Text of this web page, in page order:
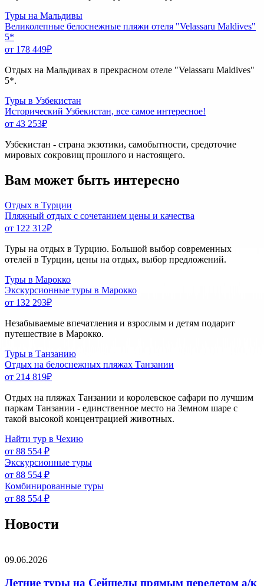
Туры на Мальдивы
Великолепные белоснежные пляжи отеля "Velassaru Maldives"
5*
от 178 449₽
Отдых на Мальдивах в прекрасном отеле "Velassaru Maldives"
5*.
Туры в Узбекистан
Исторический Узбекистан, все самое интересное!
от 43 253₽
Узбекистан - страна экзотики, самобытности, средоточие
мировых сокровищ прошлого и настоящего.
Вам может быть интересно
Отдых в Турции
Пляжный отдых с сочетанием цены и качества
от 122 312₽
Туры на отдых в Турцию. Большой выбор современных
отелей в Турции, цены на отдых, выбор предложений.
Туры в Марокко
Экскурсионные туры в Марокко
от 132 293₽
Незабываемые впечатления и взрослым и детям подарит
путешествие в Марокко.
Туры в Танзанию
Отдых на белоснежных пляжах Танзании
от 214 819₽
Отдых на пляжах Танзании и королевское сафари по лучшим
паркам Танзании - единственное место на Земном шаре с
такой высокой концентрацией животных.
Найти тур в Чехию
от 88 554 ₽
Экскурсионные туры
от 88 554 ₽
Комбинированные туры
от 88 554 ₽
Новости
09.06.2026
Летние туры на Сейшелы прямым перелетом а/к